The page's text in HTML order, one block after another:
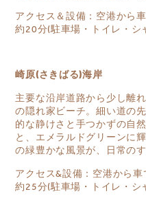
アクセス＆設備：空港から
約20分(駐車場・トイレ・シ
崎原(さきばる)海岸
主要な沿岸道路から少し離
の隠れ家ビーチ。細い道の
的な静けさと手つかずの自
と、エメラルドグリーンに
の緑豊かな風景が、日常の
アクセス&設備：空港から
約25分(駐車場・トイレ・シ